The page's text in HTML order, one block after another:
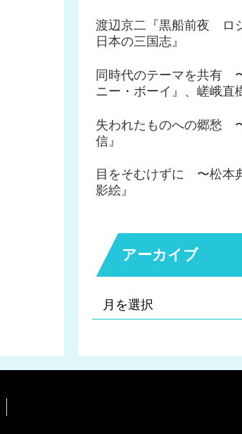
渡辺京二『黒船前夜 ロ
日本の三国志』
同時代のテーマを共有
ニー・ボーイ』、嵯峨直
失われたものへの郷愁
信』
目をそむけずに 〜松本
影絵』
アーカイブ